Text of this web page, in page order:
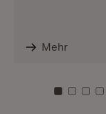
Mehr
ZuZuZu